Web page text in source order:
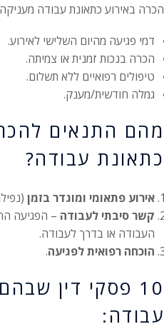
הכרה באירוע כתאונת עבודה מעניקה
דמי פגיעה מהיום השלישי לאירוע.
הכרה בנכות זמנית או צמיתה.
טיפולים רפואיים ללא תשלום.
גמלה חודשית/מענק.
מהם התנאים
כתאונת עבודה?
אירוע פתאומי ומוגדר בזמן
קשר סיבתי לעבודה – הפגיעה
העבודה או בדרך לעבודה.
הוכחה רפואית לפגיעה.
10 פסקי דין
עבודה: